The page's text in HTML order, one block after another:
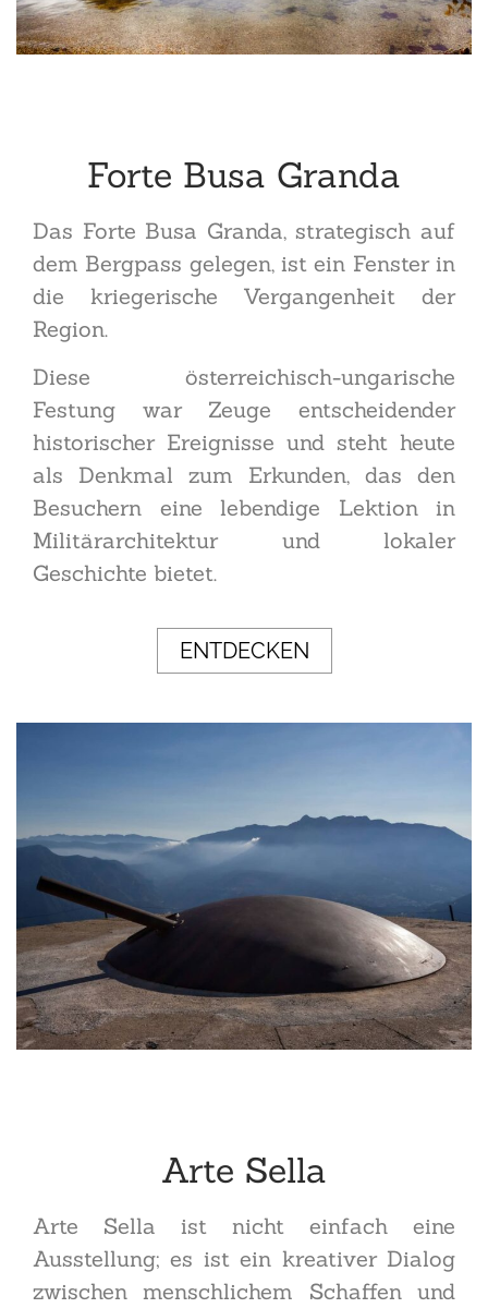
Forte Busa Granda
Das Forte Busa Granda, strategisch auf
dem Bergpass gelegen, ist ein Fenster in
die kriegerische Vergangenheit der
Region.
Diese österreichisch-ungarische
Festung war Zeuge entscheidender
historischer Ereignisse und steht heute
als Denkmal zum Erkunden, das den
Besuchern eine lebendige Lektion in
Militärarchitektur und lokaler
Geschichte bietet.
ENTDECKEN
Arte Sella
Arte Sella ist nicht einfach eine
Ausstellung; es ist ein kreativer Dialog
zwischen menschlichem Schaffen und